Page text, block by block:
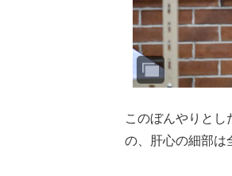
このぼんやりと
の、肝心の細部は